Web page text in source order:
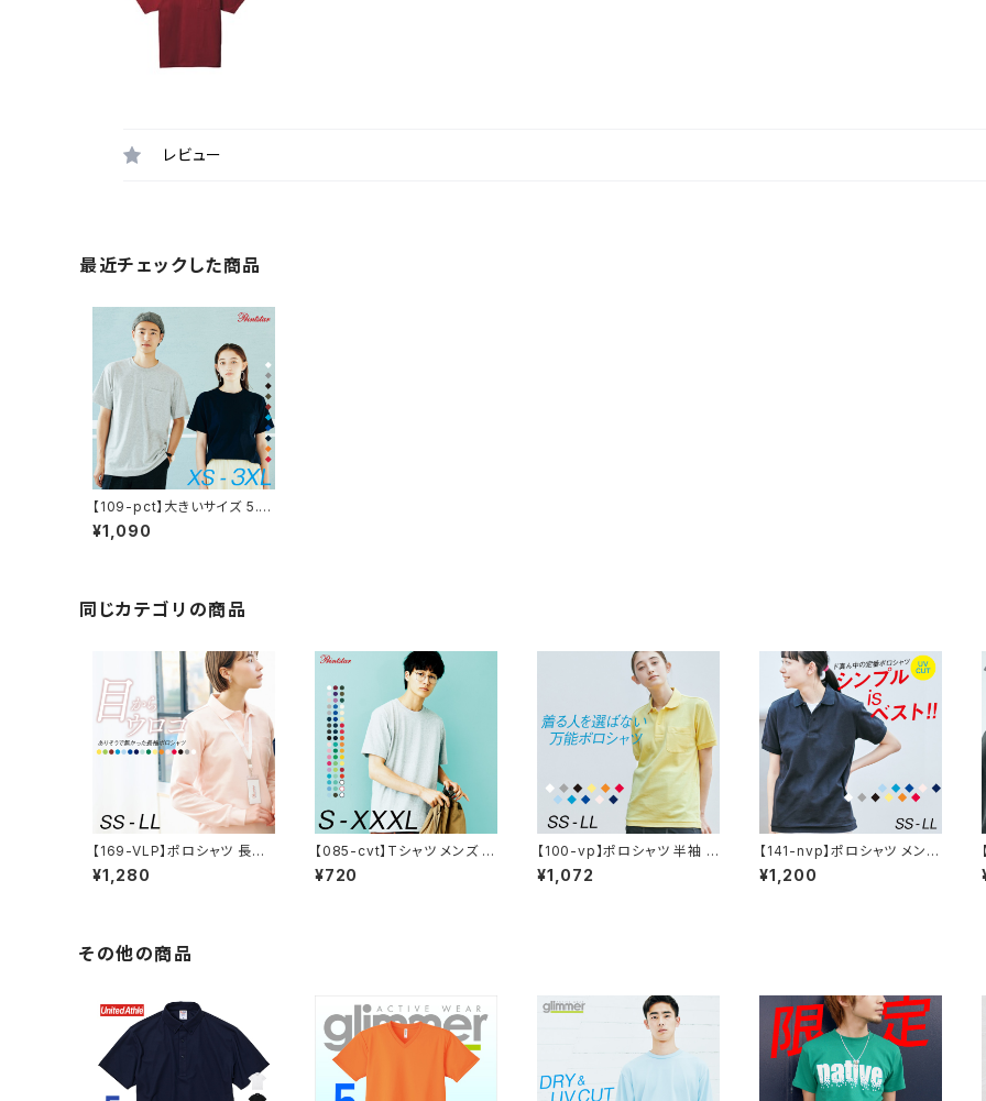
レビュー
最近チェックした商品
【109-pct】大きいサイズ 5.6
oz ヘビーウェイト ポケットT
シャツ 2XL〜3XL
¥1,090
同じカテゴリの商品
【169-VLP】ポロシャツ 長袖
メンズ レディース 無地 シンプ
ル シンプルコーデ プチプラ プ
¥1,280
【085-cvt】Tシャツ メンズ レ
ディース 半袖 5.6oz ヘビー
ウェイトTシャツ
¥720
【100-vp】ポロシャツ 半袖 レ
ディース 無地 メンズ UVカッ
ト 形状安定 厚手 ポケット 春
¥1,072
【141-nvp】ポロシャツ メンズ
レディース 半袖 5.8オンス T/
Cポロシャツ(ポケット無し)
¥1,200
その他の商品